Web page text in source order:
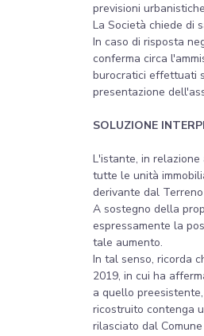
previsioni
La Società chiede di
In caso di risposta
conferma circa
burocratici effettuati
presentazione
SOLUZIONE
L'istante, in
tutte le unità
derivante dal
A sostegno della
espressamente la
tale aumento.
In tal senso, ricorda
2019, in cui ha
a quello
ricostruito contenga
rilasciato dal